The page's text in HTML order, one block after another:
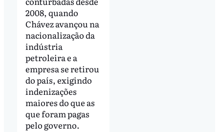
2008, quando
Chávez avançou na
nacionalização da
indústria
petroleira e a
empresa se retirou
do país, exigindo
indenizações
maiores do que as
que foram pagas
pelo governo.